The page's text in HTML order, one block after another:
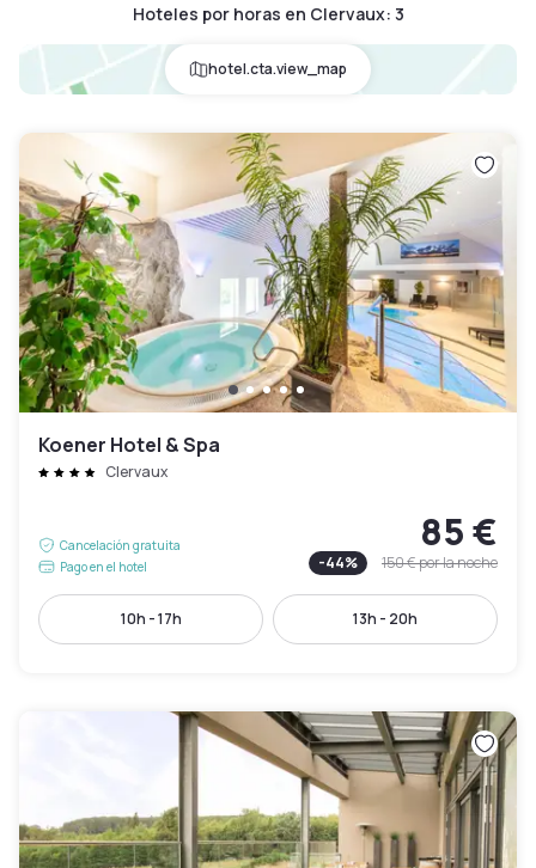
Hoteles por horas en Clervaux: 3
hotel.cta.view_map
Koener Hotel & Spa
Clervaux
Cancelación gratuita
Pago en el hotel
85 €
-44% 150 €por la noche
10h - 17h 13h - 20h